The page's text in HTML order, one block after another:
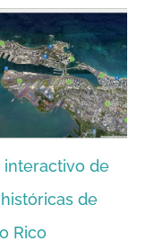
Conversatorio:
aniversario del
Urbano